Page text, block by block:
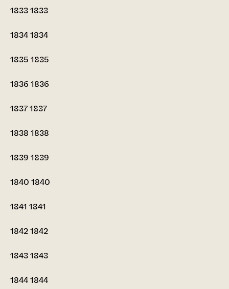
18331833
18341834
1835 1835
1836 1836
18371837
1838 1838
1839 1839
1840 1840
1841 1841
18421842
18431843
18441844